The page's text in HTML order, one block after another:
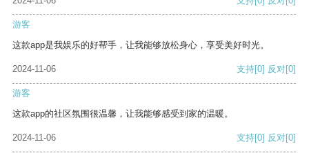
游客
这款app是我娱乐的好帮手，让我能够放松身心，享受美好时光。
2024-11-06 支持[0] 反对[0]
游客
这款app的社区氛围很温馨，让我能够感受到家的温暖。
2024-11-06 支持[0] 反对[0]